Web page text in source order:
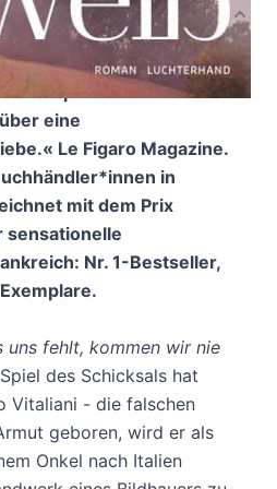
Paares, das gegen die
kämpft. »Ein
eine
Le Figaro Magazine.
in
mit dem Prix
sensationelle
Nr. 1-Bestseller,
uns fehlt, kommen wir nie
des Schicksals hat
Vitaliani - die falschen
geboren, wird er als
Onkel nach Italien